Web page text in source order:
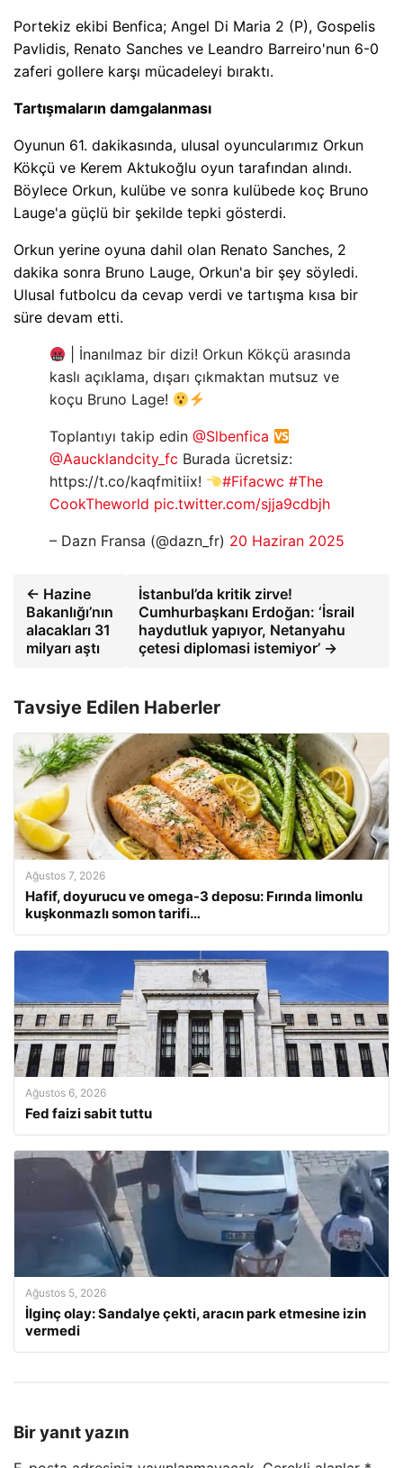
Portekiz ekibi Benfica; Angel Di Maria 2 (P), Gospelis
Pavlidis, Renato Sanches ve Leandro Barreiro'nun 6-0
zaferi gollere karşı mücadeleyi bıraktı.
Tartışmaların damgalanması
Oyunun 61. dakikasında, ulusal oyuncularımız Orkun
Kökçü ve Kerem Aktukoğlu oyun tarafından alındı.
Böylece Orkun, kulübe ve sonra kulübede koç Bruno
Lauge'a güçlü bir şekilde tepki gösterdi.
Orkun yerine oyuna dahil olan Renato Sanches, 2
dakika sonra Bruno Lauge, Orkun'a bir şey söyledi.
Ulusal futbolcu da cevap verdi ve tartışma kısa bir
süre devam etti.
| İnanılmaz bir dizi! Orkun Kökçü arasında
kaslı açıklama, dışarı çıkmaktan mutsuz ve
koçu Bruno Lage!
Toplantıyı takip edin @Slbenfica
@Aaucklandcity_fc Burada ücretsiz:
https://t.co/kaqfmitiix!
#Fifacwc #The
CookTheworld pic.twitter.com/sjja9cdbjh
– Dazn Fransa (@dazn_fr) 20 Haziran 2025
← Hazine
Bakanlığı’nın
alacakları 31
milyarı aştı
İstanbul’da kritik zirve!
Cumhurbaşkanı Erdoğan: ‘İsrail
haydutluk yapıyor, Netanyahu
çetesi diplomasi istemiyor’ →
Tavsiye Edilen Haberler
Ağustos 7, 2026
Hafif, doyurucu ve omega-3 deposu: Fırında limonlu
kuşkonmazlı somon tarifi…
Ağustos 6, 2026
Fed faizi sabit tuttu
Ağustos 5, 2026
İlginç olay: Sandalye çekti, aracın park etmesine izin
vermedi
Bir yanıt yazın